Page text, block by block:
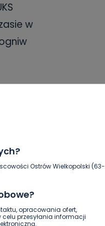
Ostrów Wielkopolski (63-
opracowania ofert,
przesyłania informacji
w